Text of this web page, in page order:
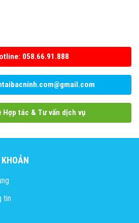
058.66.91.888
Hợp tác & Tư vấn dịch vụ
tin